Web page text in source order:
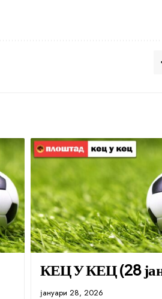
КЕЦ У КЕЦ (28
јануари 28, 2026